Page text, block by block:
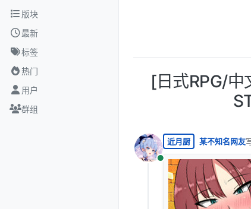
跳转至内容
版块
最新
标签
热门
用户
群组
[日式RPG/
在线
近月厨 某不知名网友